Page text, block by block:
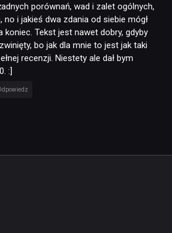
porównań, wad i zalet ogólnych,
no i jakieś dwa zdania od siebie mógł
koniec. Tekst jest nawet dobry, gdyby
bo jak dla mnie to jest jak taki
recenzji. Niestety ale dał bym
:]